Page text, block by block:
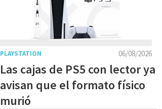
06/08/2026
PLAYSTATION
Las cajas de PS5 con lector ya
avisan que el formato físico
murió